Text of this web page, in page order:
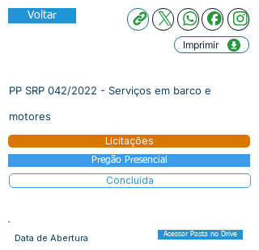
Voltar
Imprimir
PP SRP 042/2022 - Serviços em barco e
motores
Licitações
Pregão Presencial
Concluída
Data de Abertura Acessar Pasta no Drive